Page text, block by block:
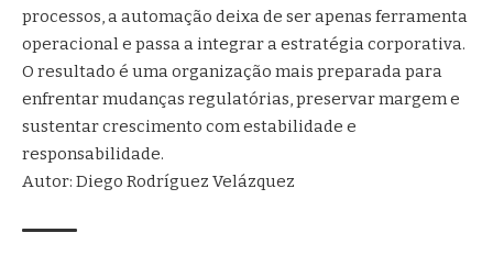
processos, a automação deixa de ser apenas ferramenta
operacional e passa a integrar a estratégia corporativa.
O resultado é uma organização mais preparada para
enfrentar mudanças regulatórias, preservar margem e
sustentar crescimento com estabilidade e
responsabilidade.
Autor: Diego Rodríguez Velázquez